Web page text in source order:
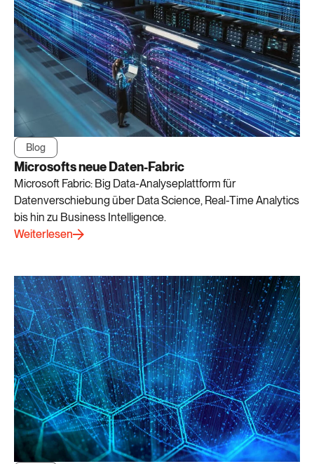
Blog
Microsofts neue Daten-Fabric
Microsoft Fabric: Big Data-Analyseplattform für
Datenverschiebung über Data Science, Real-Time Analytics
bis hin zu Business Intelligence.
Weiterlesen